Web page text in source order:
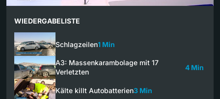
WIEDERGABELISTE
Schlagzeilen1 Min
A3: Massenkarambolage mit 17
Verletzten
4 Min
Kälte killt Autobatterien3 Min